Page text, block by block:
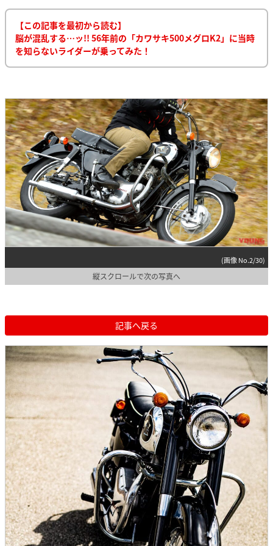
【この記事を最初から読む】
脳が混乱する…ッ!! 56年前の「カワサキ500メグロK2」に当時
を知らないライダーが乗ってみた！
(画像 No.2/30)
縦スクロールで次の写真へ
記事へ戻る